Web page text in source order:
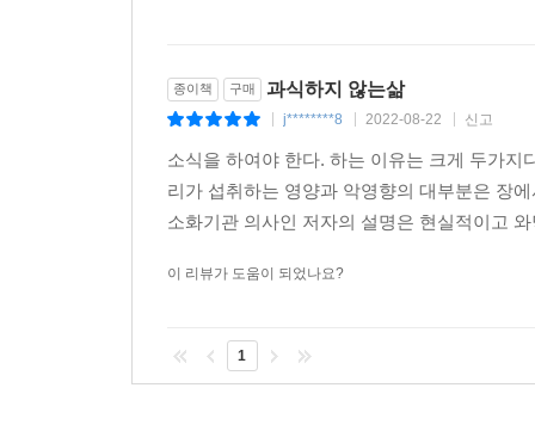
종이책 구매 과식하지 않는삶
j********8 2022-08-22 신고
소식을 하여야 한다. 하는 이유는 크게 두가
리가 섭취하는 영양과 악영향의 대부분은 장
소화기관 의사인 저자의 설명은 현실적이고
이 리뷰가 도움이 되었나요?
1